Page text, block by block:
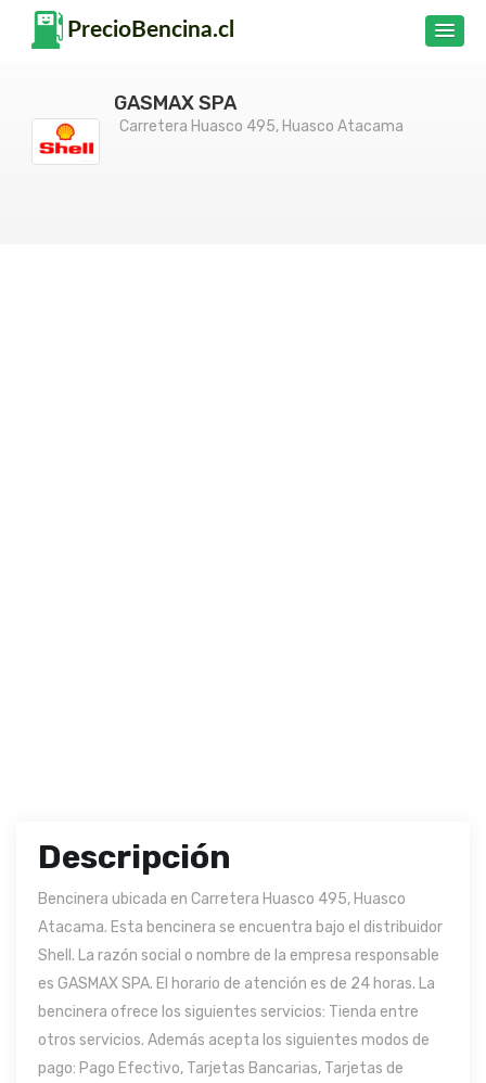
GASMAX SPA
Carretera Huasco 495, Huasco Atacama
Descripción
Bencinera ubicada en Carretera Huasco 495, Huasco
Atacama. Esta bencinera se encuentra bajo el distribuidor
Shell. La razón social o nombre de la empresa responsable
es GASMAX SPA. El horario de atención es de 24 horas. La
bencinera ofrece los siguientes servicios: Tienda entre
otros servicios. Además acepta los siguientes modos de
pago: Pago Efectivo, Tarjetas Bancarias, Tarjetas de